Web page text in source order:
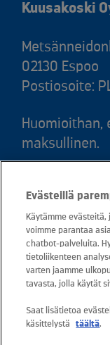
Kuusakoski
02130 Espoo
Postiosoite:
Huomioithan,
maksullinen.
snt/puhelu +
avoinna
sähköposti:
Evästeillä
Käytämme
voimme parantaa
chatbot-palveluita.
tietoliikenteen
varten jaamme
tavasta, jolla käytät
Saat lisätietoa
käsittelystä
täältä.